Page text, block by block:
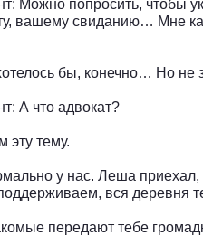
Можно попросить, чтобы
вашему свиданию… Мне
бы, конечно… Но не
А что адвокат?
эту тему.
у нас. Леша
вся деревня
передают тебе